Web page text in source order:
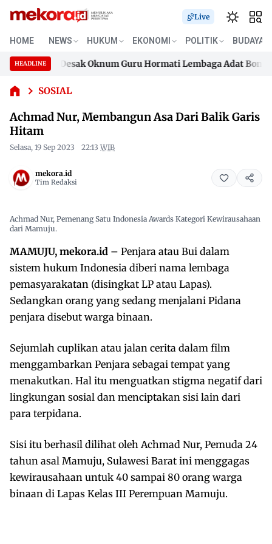
Live
HOME NEWS HUKUM EKONOMI POLITIK BUDAYA
HEADLINEDesak Oknum Guru Hormati Lembaga Adat Bonehau
Desak Oknum Guru Hormati Lembaga Adat Bonehau
SOSIAL
Achmad Nur,
Asa Dari
Hitam
Achmad Nur, Membangun Asa Dari Balik Garis
Hitam
Selasa, 19 Sep 2023 22:13 WIB
mekora.id
Tim Redaksi
Achmad Nur, Pemenang Satu Indonesia Awards Kategori Kewirausahaan
dari Mamuju.
MAMUJU, mekora.id – Penjara atau Bui dalam
sistem hukum Indonesia diberi nama lembaga
pemasyarakatan (disingkat LP atau Lapas).
Sedangkan orang yang sedang menjalani Pidana
penjara disebut warga binaan.
Sejumlah cuplikan atau jalan cerita dalam film
menggambarkan Penjara sebagai tempat yang
menakutkan. Hal itu menguatkan stigma negatif dari
lingkungan sosial dan menciptakan sisi lain dari
para terpidana.
Sisi itu berhasil dilihat oleh Achmad Nur, Pemuda 24
tahun asal Mamuju, Sulawesi Barat ini menggagas
kewirausahaan untuk 40 sampai 80 orang warga
binaan di Lapas Kelas III Perempuan Mamuju.